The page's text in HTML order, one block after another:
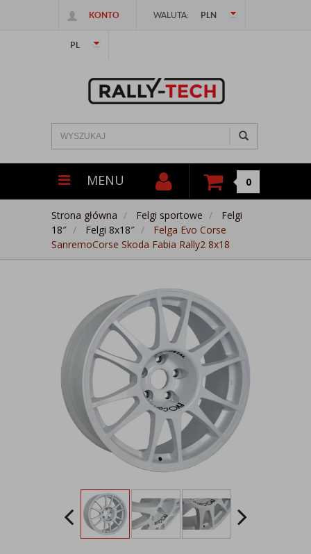
KONTO WALUTA: PLN
PL
MENU 0
Strona główna Felgi sportowe
Felgi
18″
Felgi 8x18″
Felga Evo Corse
SanremoCorse Skoda Fabia Rally2 8x18